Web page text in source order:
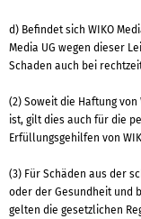
d) Befindet sich WIKO
Media UG wegen dieser
Schaden auch bei
(2) Soweit die Haftung
ist, gilt dies auch für die
Erfüllungsgehilfen von
(3) Für Schäden aus der
oder der Gesundheit und
gelten die gesetzlichen